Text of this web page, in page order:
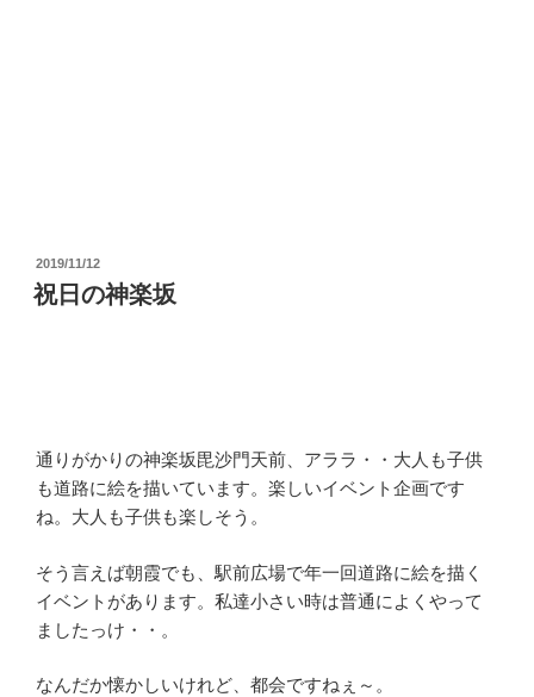
投
稿
日:
2019/11/12
祝日の神楽坂
通りがかりの神楽坂毘沙門天前、アララ・・大人も子供
も道路に絵を描いています。楽しいイベント企画です
ね。大人も子供も楽しそう。
そう言えば朝霞でも、駅前広場で年一回道路に絵を描く
イベントがあります。私達小さい時は普通によくやって
ましたっけ・・。
なんだか懐かしいけれど、都会ですねぇ～。